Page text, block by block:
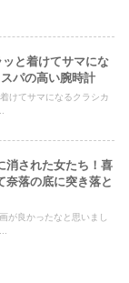
ッと着けてサマにな
パの高い腕時計
けてサマになるクラシカ
消された女たち！喜
奈落の底に突き落と
が良かったなと思いまし